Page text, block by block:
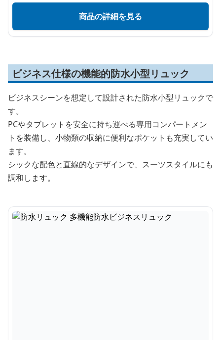
商品の詳細を見る
ビジネス仕様の機能的防水小型リュック
ビジネスシーンを想定して設計された防水小型リュックで
す。
PCやタブレットを安全に持ち運べる専用コンパートメン
トを装備し、小物類の収納に便利なポケットも充実してい
ます。
シックな配色と直線的なデザインで、スーツスタイルにも
調和します。